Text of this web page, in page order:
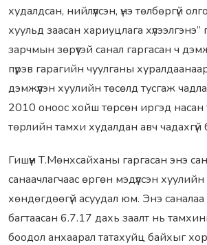
худалдсан, нийлүүлсэн, үнэ төлбөргүй
хуульд заасан хариуцлага
зарчмын зөрүүтэй санал гаргасан ч
пүрэв гарагийн чуулганы
дэмжүүлэн хуулийн төсөлд тусгаж
2010 оноос хойш төрсөн иргэд насан
төрлийн тамхи худалдан авч чадахгүй
Гишүүн Т.Мөнхсайханы гаргасан энэ
санаачлагчаас өргөн мэдүүлсэн
хөндөгдөөгүй асуудал юм. Энэ
багтаасан 6.7.17 дахь заалт нь
боодол анхаарал татахуйц байхыг